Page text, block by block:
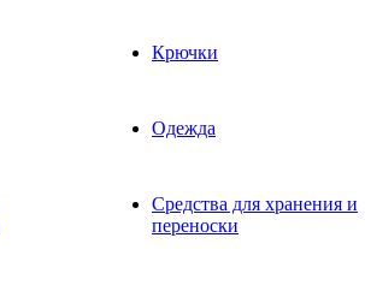
Крючки
Одежда
Средства для хранения и
переноски